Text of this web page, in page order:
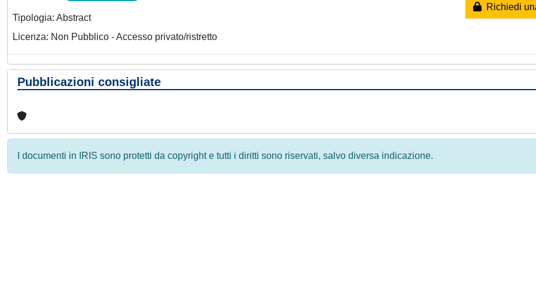
Tipologia: Abstract
Licenza: Non Pubblico - Accesso privato/ristretto
Richiedi
Pubblicazioni consigliate
I documenti in IRIS sono protetti da copyright e tutti i diritti sono riservati, salvo diversa indicazione.